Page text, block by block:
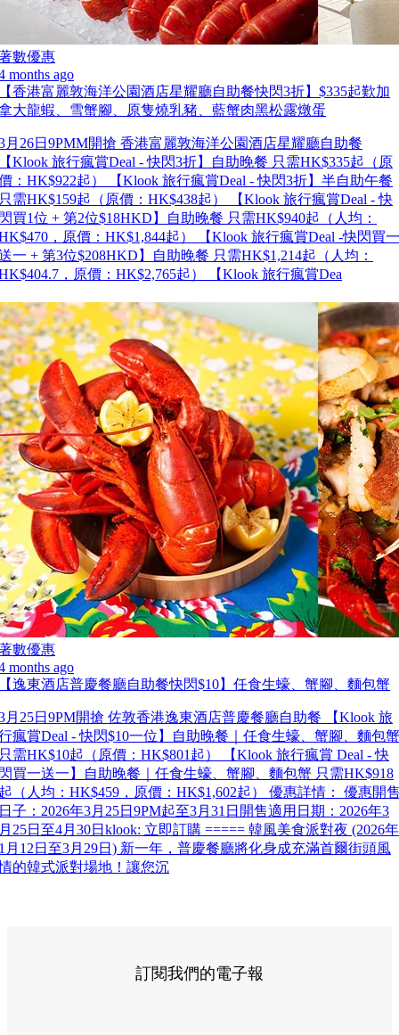
數優惠
months ago
香港富麗敦海洋公園酒店星耀廳自助餐快閃3折】$335起歎加
大龍蝦、雪蟹腳、原隻燒乳豬、藍蟹肉黑松露燉蛋
月26日9PMM開搶 香港富麗敦海洋公園酒店星耀廳自助餐
Klook 旅行瘋賞Deal - 快閃3折】自助晚餐 只需HK$335起（原
：HK$922起） 【Klook 旅行瘋賞Deal - 快閃3折】半自助午餐
需HK$159起（原價：HK$438起） 【Klook 旅行瘋賞Deal - 快
買1位 + 第2位$18HKD】自助晚餐 只需HK$940起（人均：
，原價：HK$1,844起） 【Klook 旅行瘋賞Deal -快閃買一
一 + 第3位$208HKD】自助晚餐 只需HK$1,214起（人均：
，原價：HK$2,765起） 【Klook 旅行瘋賞Dea
數優惠
months ago
逸東酒店普慶餐廳自助餐快閃$10】任食生蠔、蟹腳、麵包蟹
月25日9PM開搶 佐敦香港逸東酒店普慶餐廳自助餐 【Klook 旅
瘋賞Deal - 快閃$10一位】自助晚餐｜任食生蠔、蟹腳、麵包蟹
需HK$10起（原價：HK$801起） 【Klook 旅行瘋賞 Deal - 快
買一送一】自助晚餐｜任食生蠔、蟹腳、麵包蟹 只需HK$918
（人均：HK$459，原價：HK$1,602起） 優惠詳情： 優惠開
子：2026年3月25日9PM起至3月31日開售適用日期：2026年3
25日至4月30日klook: 立即訂購 ===== 韓風美食派對夜 (2026年
月12日至3月29日) 新一年，普慶餐廳將化身成充滿首爾街頭風
的韓式派對場地！讓您沉
訂閱我們的電子報